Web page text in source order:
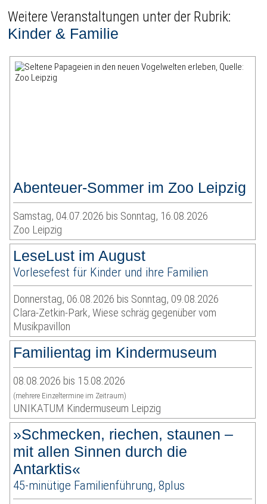
Weitere Veranstaltungen unter der Rubrik:
Kinder & Familie
Abenteuer-Sommer im Zoo Leipzig
Samstag, 04.07.2026 bis Sonntag, 16.08.2026
Zoo Leipzig
LeseLust im August
Vorlesefest für Kinder und ihre Familien
Donnerstag, 06.08.2026 bis Sonntag, 09.08.2026
Clara-Zetkin-Park, Wiese schräg gegenüber vom
Musikpavillon
Familientag im Kindermuseum
08.08.2026 bis 15.08.2026
(mehrere Einzeltermine im Zeitraum)
UNIKATUM Kindermuseum Leipzig
»Schmecken, riechen, staunen –
mit allen Sinnen durch die
Antarktis«
45-minütige Familienführung, 8plus